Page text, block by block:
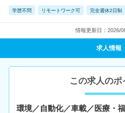
学歴不問 リモートワーク可 完全週休2日制
情報更新日：2026/
求人情報
この求人のポ
環境／自動化／車載／医療・